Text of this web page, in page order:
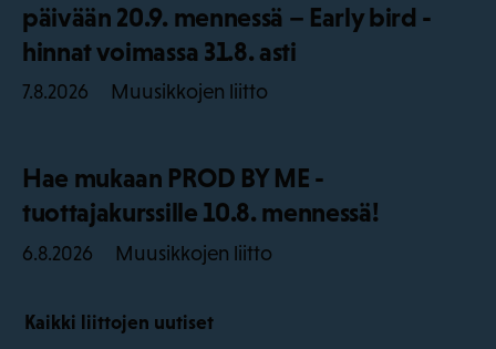
päivään 20.9. mennessä – Early bird -
hinnat voimassa 31.8. asti
7.8.2026 Muusikkojen liitto
Hae mukaan PROD BY ME -
tuottajakurssille 10.8. mennessä!
6.8.2026 Muusikkojen liitto
Kaikki liittojen uutiset